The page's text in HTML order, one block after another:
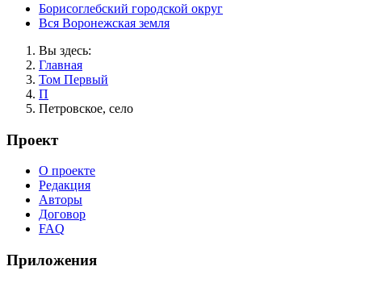
Борисоглебский городской округ
Вся Воронежская земля
Вы здесь:
Главная
Том Первый
П
Петровское, село
Проект
О проекте
Редакция
Авторы
Договор
FAQ
Приложения